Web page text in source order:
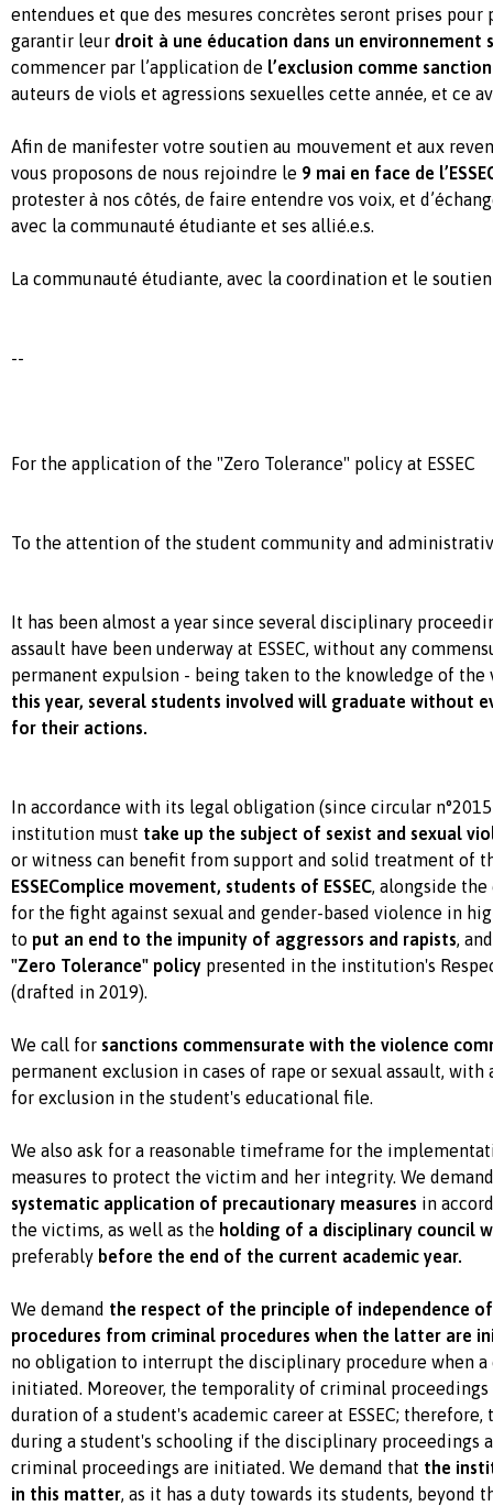
entendues et que des mesures concrètes seront prises
garantir leur droit à une éducation dans un environnement
commencer par l’application de l’exclusion comme sanction
auteurs de viols et agressions sexuelles cette année, et ce
Afin de manifester votre soutien au mouvement et aux
vous proposons de nous rejoindre le 9 mai en face de
protester à nos côtés, de faire entendre vos voix, et
avec la communauté étudiante et ses allié.e.s.
La communauté étudiante, avec la coordination et le
--
For the application of the "Zero Tolerance" policy at ESSEC
To the attention of the student community and
It has been almost a year since several disciplinary
assault have been underway at ESSEC, without any
permanent expulsion - being taken to the knowledge of
this year, several students involved will graduate without
for their actions.
In accordance with its legal obligation (since circular
institution must take up the subject of sexist and sexual
or witness can benefit from support and solid treatment of
ESSEComplice movement, students of ESSEC, alongside
for the fight against sexual and gender-based violence in
to put an end to the impunity of aggressors and rapists,
"Zero Tolerance" policy presented in the institution's
(drafted in 2019).
We call for sanctions commensurate with the violence
permanent exclusion in cases of rape or sexual assault,
for exclusion in the student's educational file.
We also ask for a reasonable timeframe for the
measures to protect the victim and her integrity. We
systematic application of precautionary measures in
the victims, as well as the holding of a disciplinary council
preferably before the end of the current academic year.
We demand the respect of the principle of independence of
procedures from criminal procedures when the latter are
no obligation to interrupt the disciplinary procedure when
initiated. Moreover, the temporality of criminal proceedings
duration of a student's academic career at ESSEC; therefore,
during a student's schooling if the disciplinary proceedings
criminal proceedings are initiated. We demand that the
in this matter, as it has a duty towards its students, beyond